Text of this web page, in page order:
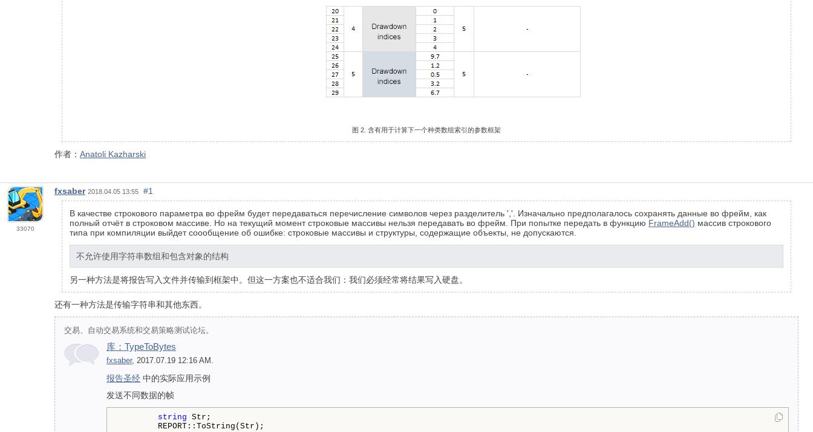
图 2. 含有用于计算下一个种类数组索引的参数框架
作者： Anatoli Kazharski
33070
fxsaber 2018.04.05 13:55 #1
В качестве строкового параметра во фрейм будет передаваться перечисление символов через разделитель ','. Изначально предполагалось сохранять данные во фрейм, как
полный отчёт в строковом массиве. Но на текущий момент строковые массивы нельзя передавать во фрейм. При попытке передать в функцию FrameAdd() массив строкового
типа при компиляции выйдет соообщение об ошибке: строковые массивы и структуры, содержащие объекты, не допускаются.
不允许使用字符串数组和包含对象的结构
另一种方法是将报告写入文件并传输到框架中。但这一方案也不适合我们：我们必须经常将结果写入硬盘。
还有一种方法是传输字符串和其他东西。
交易、自动交易系统和交易策略测试论坛。
库：TypeToBytes
fxsaber, 2017.07.19 12:16 AM.
报告圣经 中的实际应用示例
发送不同数据的帧
string Str;
REPORT::ToString(Str);